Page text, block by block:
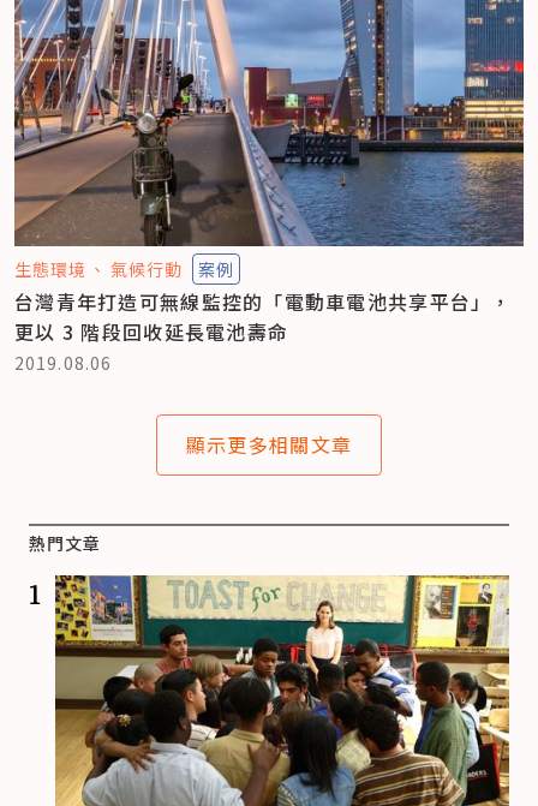
生態環境 氣候行動 案例
台灣青年打造可無線監控的「電動車電池共享平台」，
更以 3 階段回收延長電池壽命
2019.08.06
顯示更多相關文章
熱門文章
1